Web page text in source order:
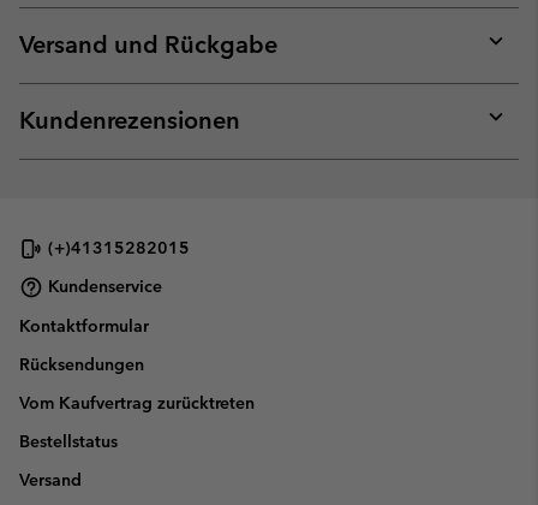
or
Versand und Rückgabe
or
Kundenrezensionen
or
(+)41315282015
Kundenservice
Kontaktformular
Rücksendungen
Vom Kaufvertrag zurücktreten
Bestellstatus
Versand